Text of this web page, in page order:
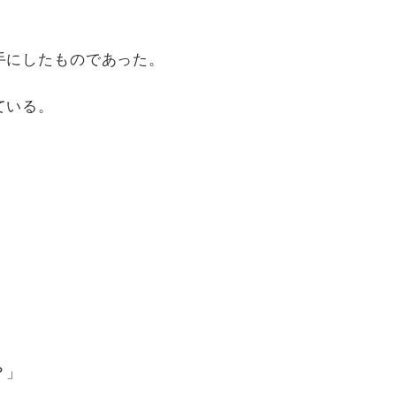
したものであった。
る。